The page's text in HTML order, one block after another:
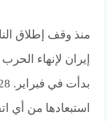
منذ وقف إطلاق
إيران لإنهاء
بدأت في فبراير. 28 قالت إسرائيل علنا
استبعادها من أي